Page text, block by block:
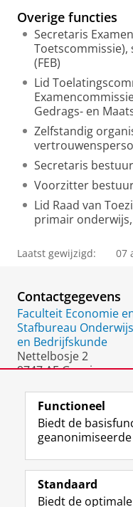
P
o
r
a
l
Overige functies
Secretaris
(FEB)
Lid
Gedrags- en
Zelfstandig
Secretaris
Voorzitter
Lid Raad van
primair
Laatst gewijzigd: 07
Contactgegevens
Faculteit Economie
Stafbureau
en Bedrijfskunde
Nettelbosje 2
9747 AE Groningen
Volg de
Functioneel
Biedt de
Standaard
Biedt de